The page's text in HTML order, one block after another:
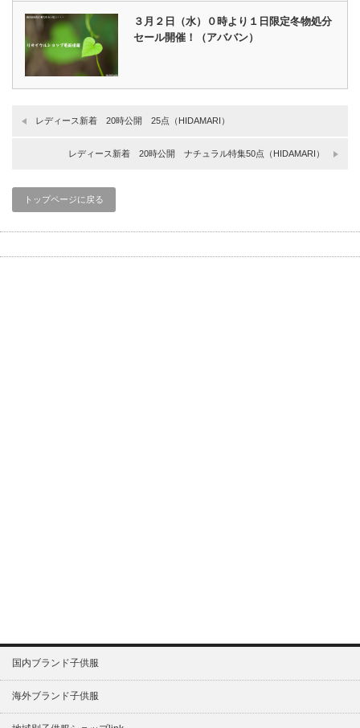
３月２日（水）０時より１日限定冬物処分
セール開催！（アババン）
レディース新着 20時公開 25点（HIDAMARI）
レディース新着 20時公開 ナチュラル特集50点（HIDAMARI）
トップページに戻る
国内ブランド子供服
海外ブランド子供服